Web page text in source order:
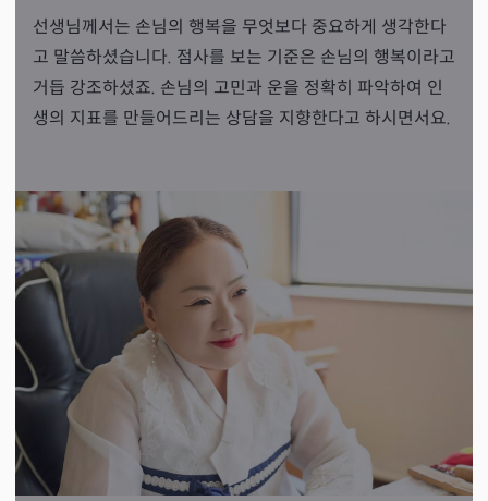
선생님께서는 손님의 행복을 무엇보다 중요하게 생각한다
고 말씀하셨습니다. 점사를 보는 기준은 손님의 행복이라고
거듭 강조하셨죠. 손님의 고민과 운을 정확히 파악하여 인
생의 지표를 만들어드리는 상담을 지향한다고 하시면서요.